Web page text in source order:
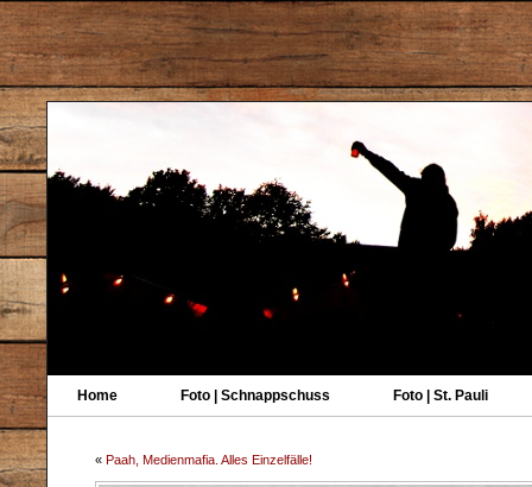
Home Foto | Schnappschuss Foto | St. Pauli
« Paah, Medienmafia. Alles Einzelfälle!